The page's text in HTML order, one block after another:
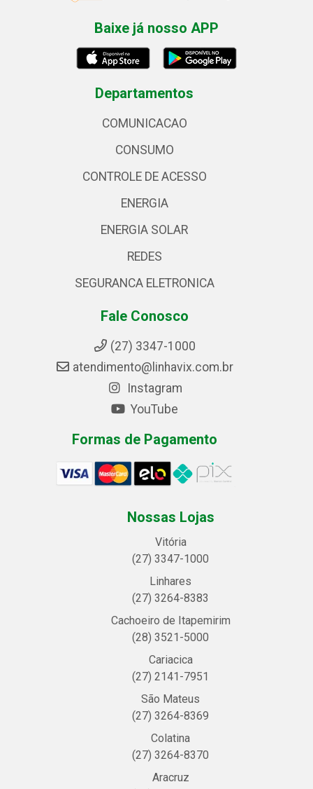
Baixe já nosso APP
Departamentos
COMUNICACAO
CONSUMO
CONTROLE DE ACESSO
ENERGIA
ENERGIA SOLAR
REDES
SEGURANCA ELETRONICA
Fale Conosco
(27) 3347-1000
atendimento@linhavix.com.br
Instagram
YouTube
Formas de Pagamento
Nossas Lojas
Vitória
(27) 3347-1000
Linhares
(27) 3264-8383
Cachoeiro de Itapemirim
(28) 3521-5000
Cariacica
(27) 2141-7951
São Mateus
(27) 3264-8369
Colatina
(27) 3264-8370
Aracruz